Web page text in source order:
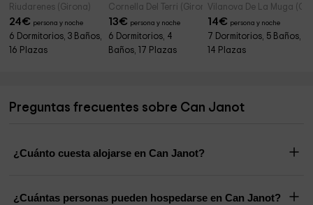
Riudarenes (Girona)
24€ persona y noche
6 Dormitorios, 3 Baños,
16 Plazas
Cornella Del Terri (Girona)
13€ persona y noche
6 Dormitorios, 4
Baños, 17 Plazas
Vilanova De La Muga
14€ persona y noche
7 Dormitorios, 5 Baños,
14 Plazas
Preguntas frecuentes sobre Can Janot
¿Cuánto cuesta alojarse en Can Janot?
¿Cuántas personas pueden hospedarse en Can Janot?